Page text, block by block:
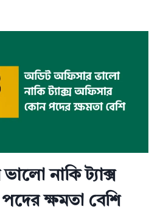
নাকি ট্যাক্স
ক্ষমতা বেশি